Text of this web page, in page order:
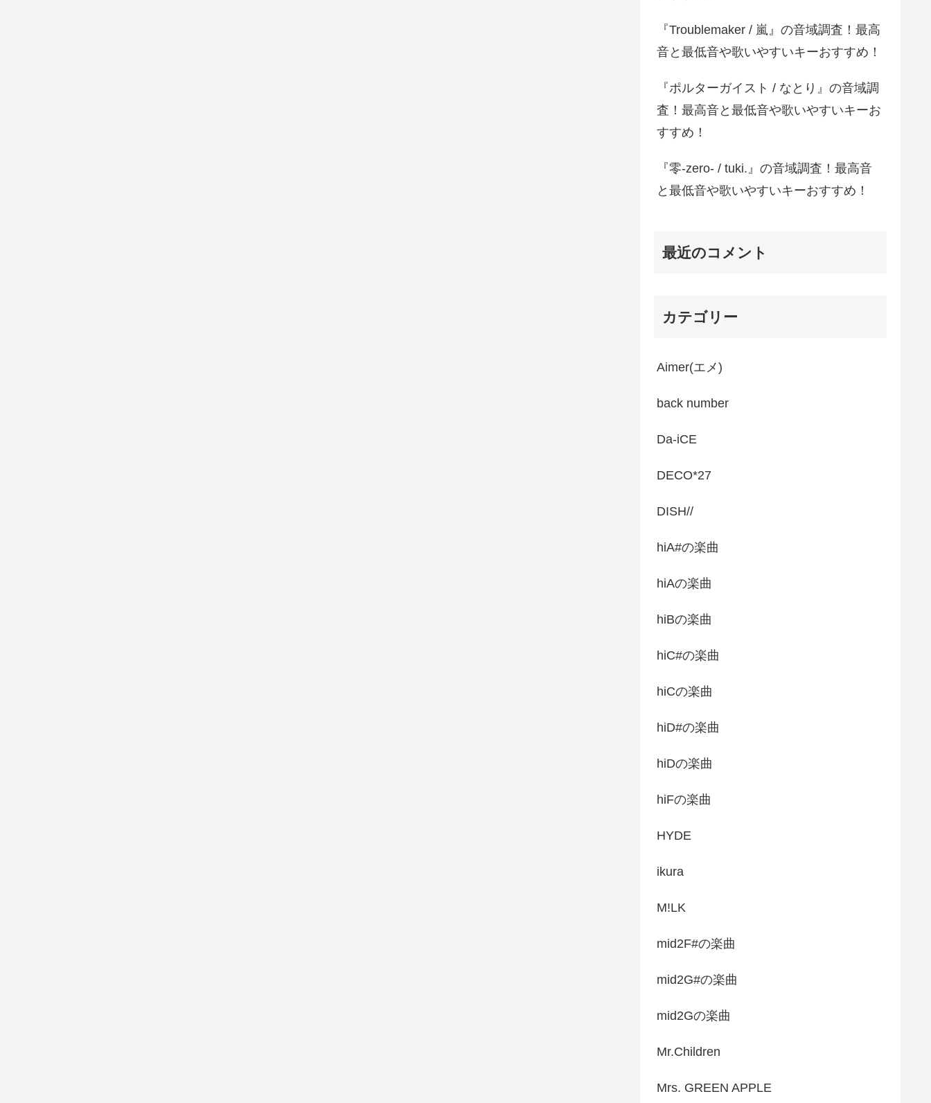
『Troublemaker / 嵐』の音域調査！最高
音と最低音や歌いやすいキーおすすめ！
『ポルターガイスト / なとり』の音域調
査！最高音と最低音や歌いやすいキーお
すすめ！
『零-zero- / tuki.』の音域調査！最高音
と最低音や歌いやすいキーおすすめ！
最近のコメント
カテゴリー
Aimer(エメ)
back number
Da-iCE
DECO*27
DISH//
hiA#の楽曲
hiAの楽曲
hiBの楽曲
hiC#の楽曲
hiCの楽曲
hiD#の楽曲
hiDの楽曲
hiFの楽曲
HYDE
ikura
M!LK
mid2F#の楽曲
mid2G#の楽曲
mid2Gの楽曲
Mr.Children
Mrs. GREEN APPLE